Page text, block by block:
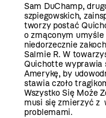
Sam DuChamp,
szpiegowskich,
tworzy postać
o zmąconym
niedorzecznie
Salmie R. W
Quichotte wyprawia
Amerykę, by
stawia czoło
Wszystko Się Może
musi się zmierzyć z
problemami.